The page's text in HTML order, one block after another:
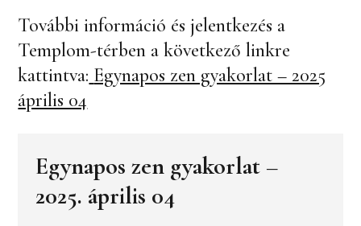
További információ és jelentkezés a
Templom-térben a következő linkre
kattintva: Egynapos zen gyakorlat – 2025
április 04
Egynapos zen gyakorlat –
2025. április 04